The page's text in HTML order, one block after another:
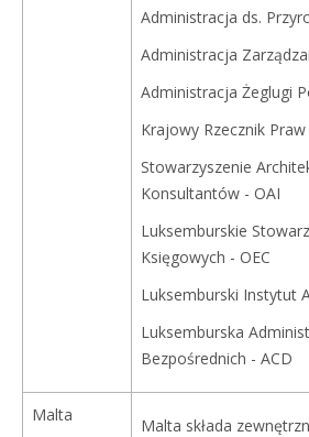
Administracja ds.
Administracja
Administracja Żeglugi
Krajowy Rzecznik
Stowarzyszenie
Konsultantów - OAI
Luksemburskie
Księgowych - OEC
Luksemburski Instytut
Luksemburska
Bezpośrednich - ACD
Malta
Malta składa